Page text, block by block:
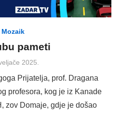
Mozaik
pameti
2025.
Prijatelja, prof. Dragana
profesora, kog je iz Kanade
zov Domaje, gdje je došao